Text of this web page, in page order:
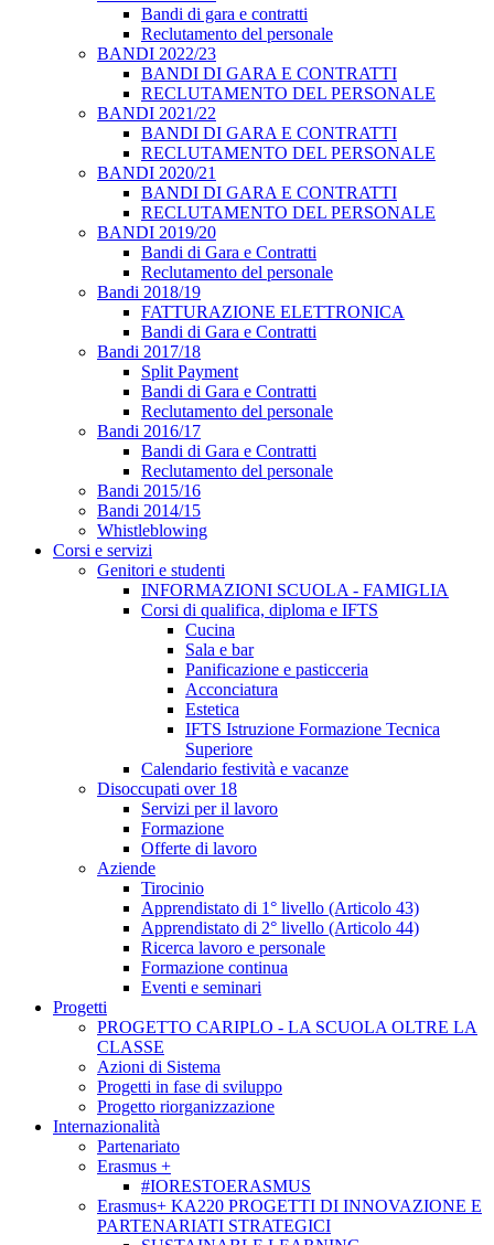
Bandi di gara e contratti
Reclutamento del personale
BANDI 2022/23
BANDI DI GARA E CONTRATTI
RECLUTAMENTO DEL PERSONALE
BANDI 2021/22
BANDI DI GARA E CONTRATTI
RECLUTAMENTO DEL PERSONALE
BANDI 2020/21
BANDI DI GARA E CONTRATTI
RECLUTAMENTO DEL PERSONALE
BANDI 2019/20
Bandi di Gara e Contratti
Reclutamento del personale
Bandi 2018/19
FATTURAZIONE ELETTRONICA
Bandi di Gara e Contratti
Bandi 2017/18
Split Payment
Bandi di Gara e Contratti
Reclutamento del personale
Bandi 2016/17
Bandi di Gara e Contratti
Reclutamento del personale
Bandi 2015/16
Bandi 2014/15
Whistleblowing
Corsi e servizi
Genitori e studenti
INFORMAZIONI SCUOLA - FAMIGLIA
Corsi di qualifica, diploma e IFTS
Cucina
Sala e bar
Panificazione e pasticceria
Acconciatura
Estetica
IFTS Istruzione Formazione Tecnica
Superiore
Calendario festività e vacanze
Disoccupati over 18
Servizi per il lavoro
Formazione
Offerte di lavoro
Aziende
Tirocinio
Apprendistato di 1° livello (Articolo 43)
Apprendistato di 2° livello (Articolo 44)
Ricerca lavoro e personale
Formazione continua
Eventi e seminari
Progetti
PROGETTO CARIPLO - LA SCUOLA OLTRE LA
CLASSE
Azioni di Sistema
Progetti in fase di sviluppo
Progetto riorganizzazione
Internazionalità
Partenariato
Erasmus +
#IORESTOERASMUS
Erasmus+ KA220 PROGETTI DI INNOVAZIONE E
PARTENARIATI STRATEGICI